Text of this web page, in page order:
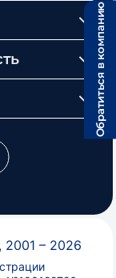
, 2001 – 2026
Обратиться в компанию